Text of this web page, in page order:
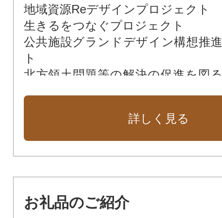
地域資源Reデザインプロジェクト
生きるをつなぐプロジェクト
公共施設グランドデザイン構想推
ト
北方領土問題等の解決の促進を図
めに市長が必要と認める事業
詳しく見る
お礼品のご紹介